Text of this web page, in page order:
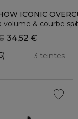
des cils - tenue 24
ICONIC
volume & courbe
34,52 €
3 teintes